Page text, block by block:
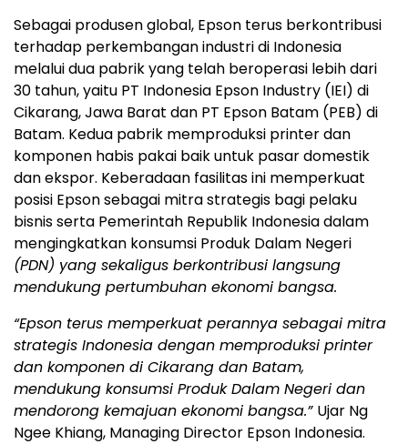
Sebagai produsen global, Epson terus berkontribusi
terhadap perkembangan industri di Indonesia
melalui dua pabrik yang telah beroperasi lebih dari
30 tahun, yaitu PT Indonesia Epson Industry (IEI) di
Cikarang, Jawa Barat dan PT Epson Batam (PEB) di
Batam. Kedua pabrik memproduksi printer dan
komponen habis pakai baik untuk pasar domestik
dan ekspor. Keberadaan fasilitas ini memperkuat
posisi Epson sebagai mitra strategis bagi pelaku
bisnis serta Pemerintah Republik Indonesia dalam
mengingkatkan konsumsi Produk Dalam Negeri
(PDN) yang sekaligus berkontribusi langsung
mendukung pertumbuhan ekonomi bangsa.
“Epson terus memperkuat perannya sebagai mitra
strategis Indonesia dengan memproduksi printer
dan komponen di Cikarang dan Batam,
mendukung konsumsi Produk Dalam Negeri dan
mendorong kemajuan ekonomi bangsa.” Ujar Ng
Ngee Khiang, Managing Director Epson Indonesia.